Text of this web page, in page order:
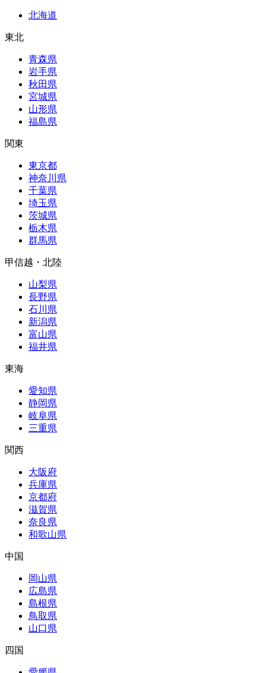
北海道
東北
青森県
岩手県
秋田県
宮城県
山形県
福島県
関東
東京都
神奈川県
千葉県
埼玉県
茨城県
栃木県
群馬県
甲信越・北陸
山梨県
長野県
石川県
新潟県
富山県
福井県
東海
愛知県
静岡県
岐阜県
三重県
関西
大阪府
兵庫県
京都府
滋賀県
奈良県
和歌山県
中国
岡山県
広島県
島根県
鳥取県
山口県
四国